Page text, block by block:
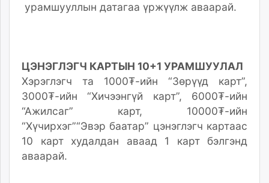
урамшууллын датагаа үржүүлж аваарай.
ЦЭНЭГЛЭГЧ КАРТЫН 10+1 УРАМШУУЛАЛ
Хэрэглэгч та 1000₮-ийн “Зөрүүд карт”,
3000₮-ийн “Хичээнгүй карт”, 6000₮-ийн
“Ажилсаг” карт, 10000₮-ийн
“Хүчирхэг”“Эвэр баатар” цэнэглэгч картаас
10 карт худалдан аваад 1 карт бэлгэнд
аваарай.